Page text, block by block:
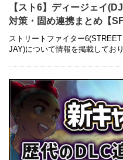
【スト6】ディージェイ
対策・固め連携まとめ【
ストリートファイター
JAY)について情報を掲載してお